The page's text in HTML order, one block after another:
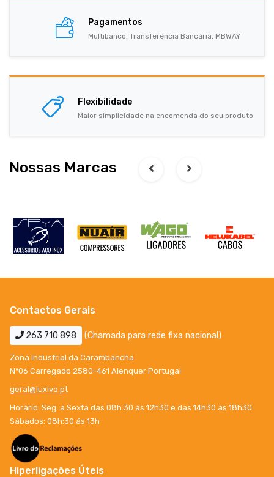
Pagamentos
Multibanco, Transferência Bancária, MBWAY
Flexibilidade
Maior simplicidade na encomenda do seu produto
Nossas Marcas
Contactos Gerais
263 710 898 (Chamada para rede fixa nacional)
Zona Industrial da Carambancha
Nº06 Carregado 2580-461 Alenquer Portugal
geral@luxivo.pt
Horário: Seg. a Sexta das 08h:30 às 12h30 e das 14h30 às 18h30.
Sábados: 08h:30 ás 13h
Hiperligações Úteis